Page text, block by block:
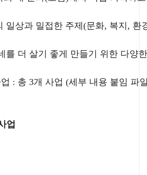
일상과 밀접한 주제 (문화, 복지 , 환
를 더 살기 좋게 만들기 위한 다양
: 총 3개 사업 (세부 내용 붙임 파
업